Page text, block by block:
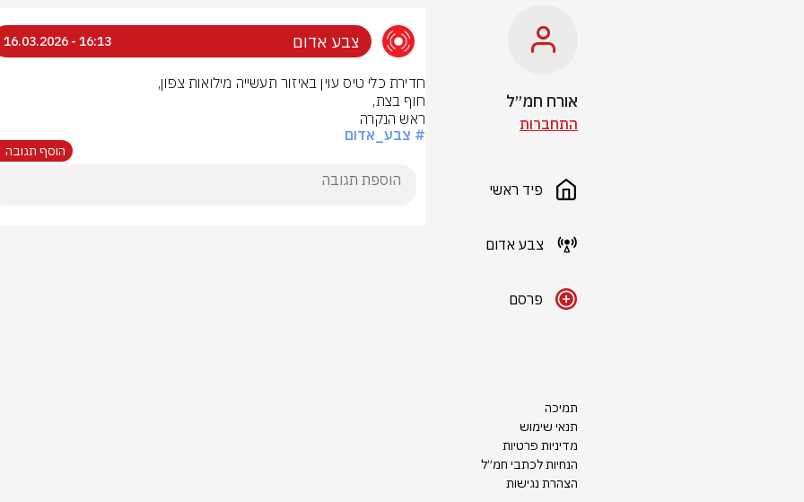
אורח חמ״ל
התחברות
פיד ראשי
צבע אדום
פרסם
תמיכה
תנאי שימוש
מדיניות פרטיות
הנחיות לכתבי חמ״ל
הצהרת נגישות
צבע אדום 16:13 - 16.03.2026
ראש הנקרה
# צבע_אדום
הוסף תגובה